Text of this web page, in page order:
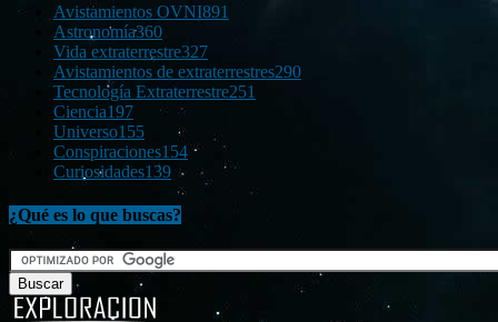
Avistamientos OVNI891
Astronomía360
Vida extraterrestre327
Avistamientos de extraterrestres290
Tecnología Extraterrestre251
Ciencia197
Universo155
Conspiraciones154
Curiosidades139
¿Qué es lo que buscas?